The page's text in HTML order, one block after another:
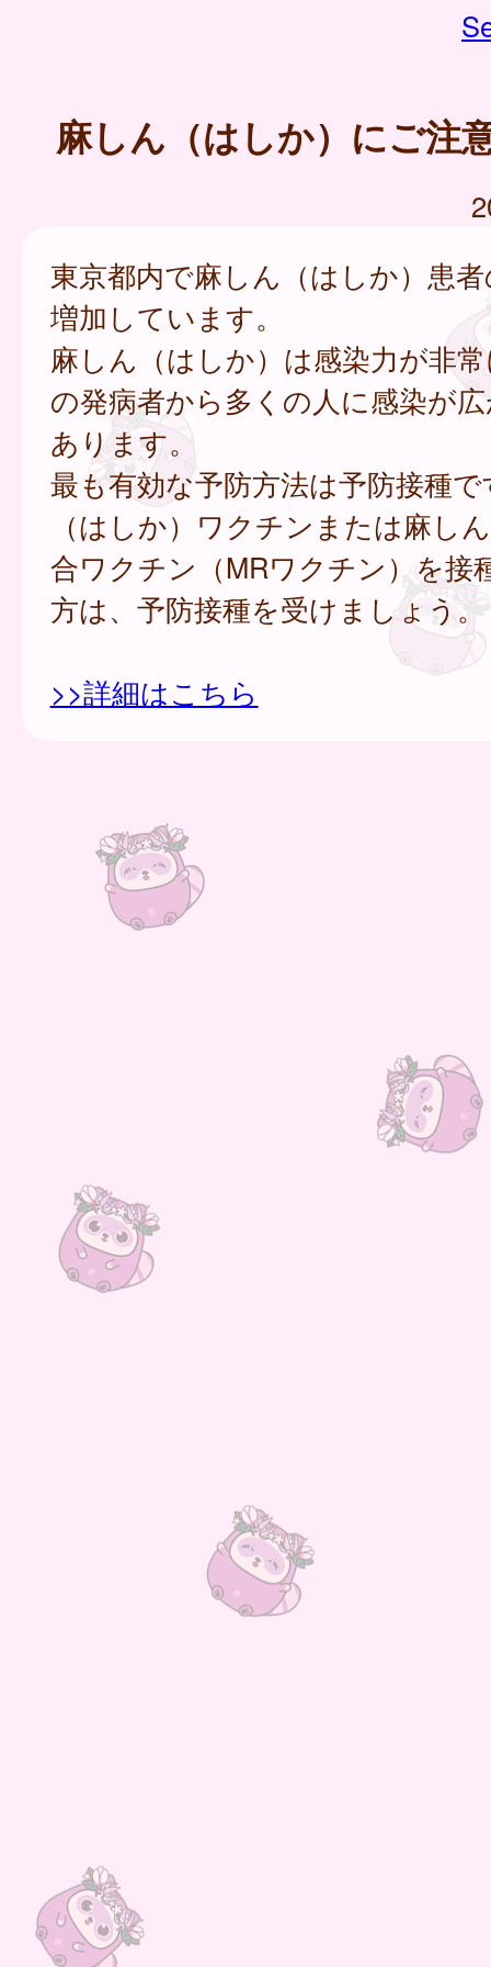
麻しん（はしか）にご注
東京都内で麻しん（はしか）患
増加しています。
麻しん（はしか）は感染力が非
の発病者から多くの人に感染が
あります。
最も有効な予防方法は予防接種
（はしか）ワクチンまたは麻し
合ワクチン（MRワクチン）を接
方は、予防接種を受けましょう。
>>詳細はこちら